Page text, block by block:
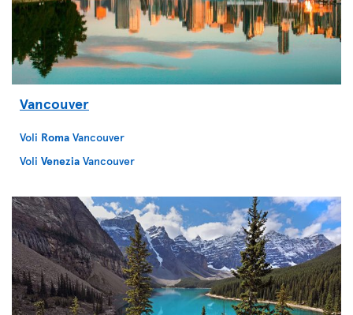
Vancouver
Voli Roma Vancouver
Voli Venezia Vancouver